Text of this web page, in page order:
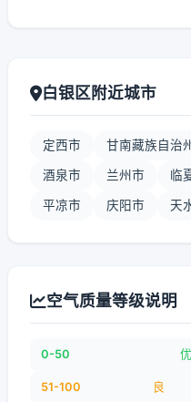
白银区附近城市
定西市 甘南藏族自治
酒泉市 兰州市 临
平凉市 庆阳市 天
空气质量等级说明
0-50 优
51-100 良